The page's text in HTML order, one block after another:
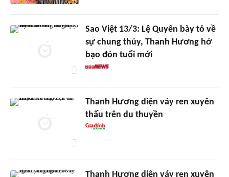
Sao Việt 13/3: Lệ Quyên bày tỏ về
sự chung thủy, Thanh Hương hở
bạo đón tuổi mới
Thanh Hương diện váy ren xuyên
thấu trên du thuyền
Thanh Hương diện váy ren xuyên